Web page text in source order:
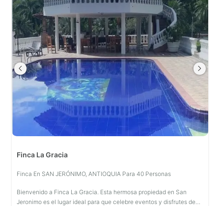
Finca La Gracia
Finca En SAN JERÓNIMO, ANTIOQUIA Para 40 Personas
Bienvenido a Finca La Gracia. Esta hermosa propiedad en San
Jeronimo es el lugar ideal para que celebre eventos y disfrutes de